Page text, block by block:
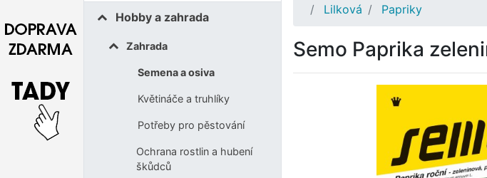
Hobby a zahrada
Zahrada
Semena a osiva
Květináče a truhlíky
Potřeby pro pěstování
Ochrana rostlin a hubení
škůdců
Lilková
Papriky
Semo Paprika